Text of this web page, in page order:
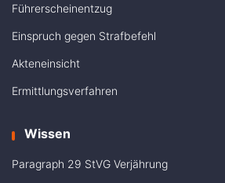
Führerscheinentzug
Einspruch gegen Strafbefehl
Akteneinsicht
Ermittlungsverfahren
Wissen
Paragraph 29 StVG Verjährung